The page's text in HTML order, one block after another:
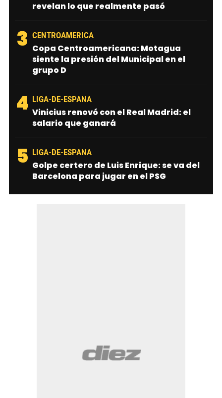
revelan lo que realmente pasó
3 CENTROAMERICA
Copa Centroamericana: Motagua
siente la presión del Municipal en el
grupo D
4 LIGA-DE-ESPANA
Vinicius renovó con el Real Madrid: el
salario que ganará
5 LIGA-DE-ESPANA
Golpe certero de Luis Enrique: se va del
Barcelona para jugar en el PSG